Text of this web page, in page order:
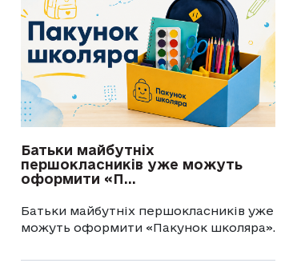
Батьки майбутніх
першокласників уже можуть
оформити «П...
Батьки майбутніх першокласників уже
можуть оформити «Пакунок школяра».